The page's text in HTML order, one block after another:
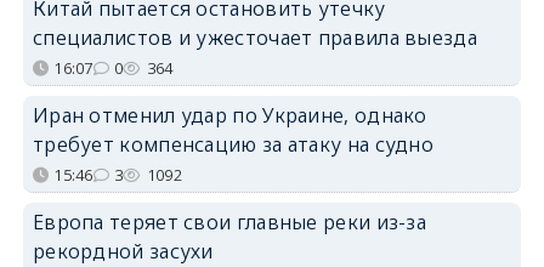
Китай пытается остановить утечку
специалистов и ужесточает правила выезда
16:07 0 364
Иран отменил удар по Украине, однако
требует компенсацию за атаку на судно
15:46 3 1092
Европа теряет свои главные реки из-за
рекордной засухи